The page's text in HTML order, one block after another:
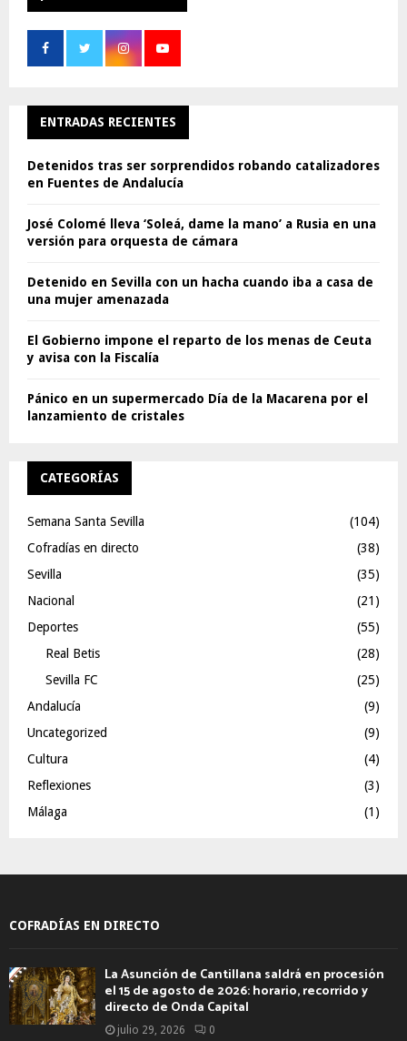
ENTRADAS RECIENTES
Detenidos tras ser sorprendidos robando catalizadores
en Fuentes de Andalucía
José Colomé lleva ‘Soleá, dame la mano’ a Rusia en una
versión para orquesta de cámara
Detenido en Sevilla con un hacha cuando iba a casa de
una mujer amenazada
El Gobierno impone el reparto de los menas de Ceuta
y avisa con la Fiscalía
Pánico en un supermercado Día de la Macarena por el
lanzamiento de cristales
CATEGORÍAS
Semana Santa Sevilla
(104)
Cofradías en directo
(38)
Sevilla
(35)
Nacional
(21)
Deportes
(55)
Real Betis
(28)
Sevilla FC
(25)
Andalucía
(9)
Uncategorized
(9)
Cultura
(4)
Reflexiones
(3)
Málaga
(1)
COFRADÍAS EN DIRECTO
La Asunción de Cantillana saldrá en procesión
el 15 de agosto de 2026: horario, recorrido y
directo de Onda Capital
julio 29, 2026 0